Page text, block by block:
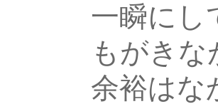
一瞬にし
もがきな
余裕はな